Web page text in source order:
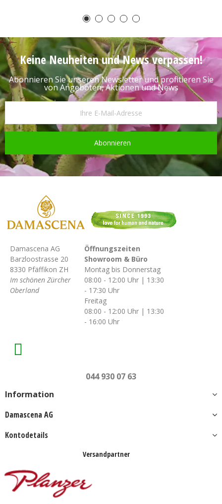
Keine Neuheiten und News verpassen!
Abonnieren Sie unseren Newsletter und profitieren Sie
von Angeboten, Aktionen und News
Abonnieren
Damascena AG
Barzloostrasse 20
8330 Pfäffikon ZH
Im schönen Zürcher
Oberland
Öffnungszeiten
Showroom & Büro
Montag bis Donnerstag
08:00 - 12:00 Uhr | 13:30
- 17:30 Uhr
Freitag
08:00 - 12:00 Uhr | 13:30
- 16:00 Uhr
044 930 07 63
Information
Damascena AG
Kontodetails
Versandpartner